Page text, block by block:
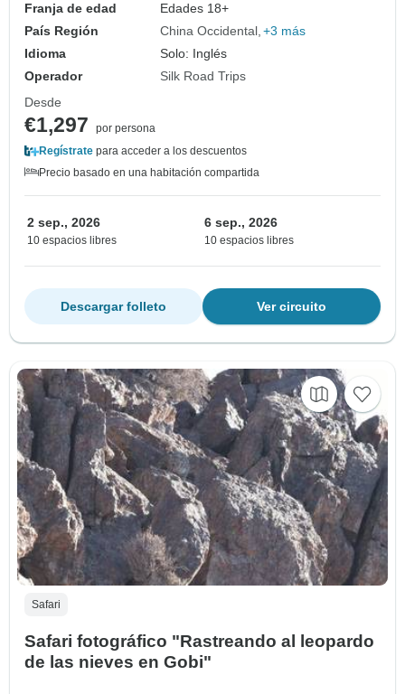
Franja de edad
Edades 18+
País Región
China Occidental +3 más
Idioma
Solo: Inglés
Operador
Silk Road Trips
Desde
€1,297
por persona
Regístrate para acceder a los descuentos
Precio basado en una habitación compartida
2 sep., 2026
10 espacios libres
6 sep., 2026
10 espacios libres
Ver circuito
Descargar folleto
Safari
Safari fotográfico "Rastreando al leopardo
de las nieves en Gobi"